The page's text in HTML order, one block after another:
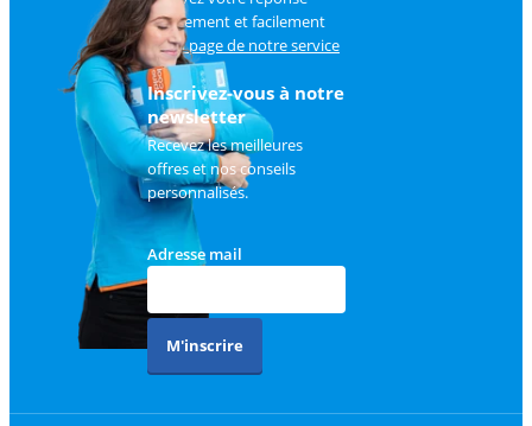
rapidement et facilement
surla page de notre service
client.
Inscrivez-vous à notre
newsletter
Recevez les meilleures
offres et nos conseils
personnalisés.
Adresse mail
M'inscrire